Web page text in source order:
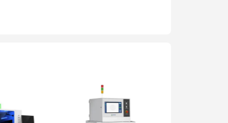
nhanh chóng